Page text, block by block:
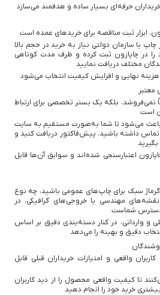
حرفه‌ای بسیار ساده و هدفمند می‌سازد
ابزار ثبت مناقصه برای خریدهای عمده است
یا سازمان دولتی نیاز به خرید در حجم بالا
را در چاپازون ثبت کرده و ظرف مدت کوتاهی
مختلف دریافت نمایید
هزینه نهایی و افزایش کیفیت انتخاب می‌شود
معتبر
نمی‌فروشد، بلکه یک بستر تخصصی برای ارتباط
است
می‌شود تا شما به‌صورت مستقیم به سایت
داشته باشید، پیش‌فاکتور دریافت کنید و
اعتبارسنجی شده‌اند و سوابق آن‌ها قابل
گرماژ سبک برای چاپ‌های عمومی باشید، چه نوع
مهندسی یا خروجی‌های گرافیکی، در
دسترس شماست
و وارداتی، در کنار دسته‌بندی دقیق بر اساس
دقیق و بهینه را می‌دهد
واقعی و امتیازات خریداران قبلی قابل
تا کیفیت واقعی محصول را از دید کاربران
خرید خود را انجام دهید